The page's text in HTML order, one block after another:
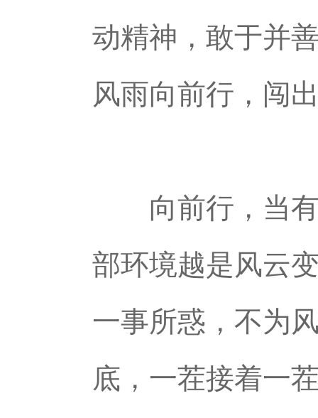
动精神，敢于并
风雨向前行，闯
向前行，当有“
部环境越是风云
一事所惑，不为
底，一茬接着一